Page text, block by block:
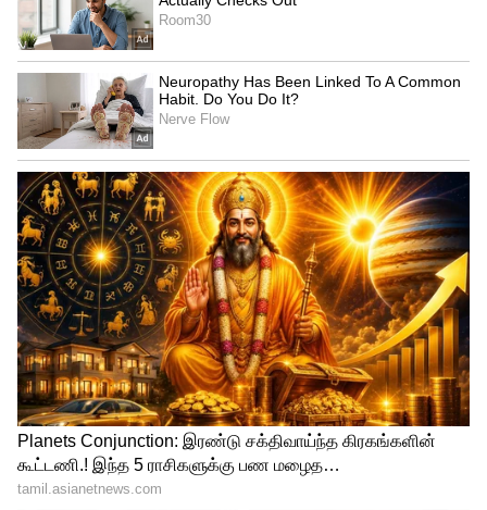
Image Credit : Unsplash
பெயரில் ஒன்றுக்கு மேற்பட்ட 'A'
இருந்தால்?
பெயர் ஜோதிடத்தின்படி, யாருடைய
பெயரில் ஒன்றுக்கு மேற்பட்ட 'A' எழுத்து
வருகிறதோ, அவர்களுக்கு இந்த எழுத்துடன்
தொடர்புடைய குணங்கள் இன்னும்
வலுவாக இருக்கும். இதனால், அவர்கள்
ஓவர்-கான்ஃபிடன்ஸாக இருக்கலாம்.
மேலும், அதிகப்படியான கோபம் அவர்களை
ஒரு சர்வாதிகாரி போல மாற்றக்கூடும்.
ஆனால், அவர்களின் தைரியம் அவர்களை
மிகப்பெரிய உயரத்திற்கு கொண்டு
செல்லும். இவர்களிடம் தலைமைப் பண்பும்